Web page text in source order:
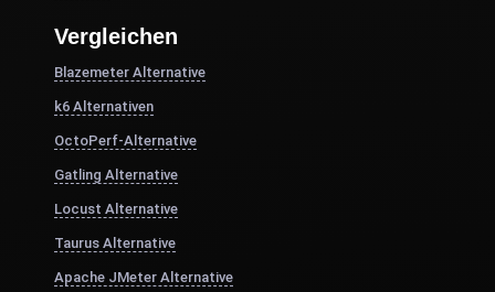
Vergleichen
Blazemeter Alternative
k6 Alternativen
OctoPerf-Alternative
Gatling Alternative
Locust Alternative
Taurus Alternative
Apache JMeter Alternative